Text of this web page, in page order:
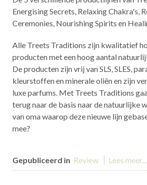
Energising Secrets, Relaxing Chakra's,
Ceremonies, Nourishing Spirits en
Alle Treets Traditions zijn kwalitatief
producten met een hoog aantal
De producten zijn vrij van SLS, SLES,
kleurstoffen en minerale oliën en zijn
luxe parfums. Met Treets Traditions
terug naar de basis naar de natuurlijke
van oma waarop deze nieuwe lijn
mee?
Gepubliceerd in Review Lees meer...